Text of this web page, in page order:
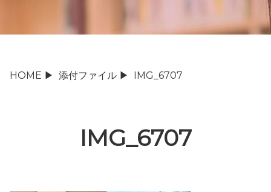
HOME ▶ 添付ファイル ▶ IMG_6707
IMG_6707